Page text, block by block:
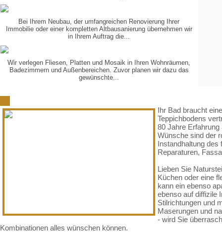
KOORDINIERUNGDER GEWERKE
Bei Ihrem Neubau, der umfangreichen Renovierung Ihrer
Immobilie oder einer kompletten Altbausanierung übernehmen wir
in Ihrem Auftrag die...
VERLEGUNGVON...
Wir verlegen Fliesen, Platten und Mosaik in Ihren Wohnräumen,
Badezimmern und Außenbereichen. Zuvor planen wir dazu das
gewünschte...
Ihr Bad braucht
Teppichbodens
80 Jahre
Wünsche sind der
Instandhaltung
Reparaturen,
Lieben Sie
Küchen oder eine
kann ein ebenso
ebenso auf diffizile
Stilrichtungen und
Maserungen und
- wird Sie
Kombinationen alles wünschen können.